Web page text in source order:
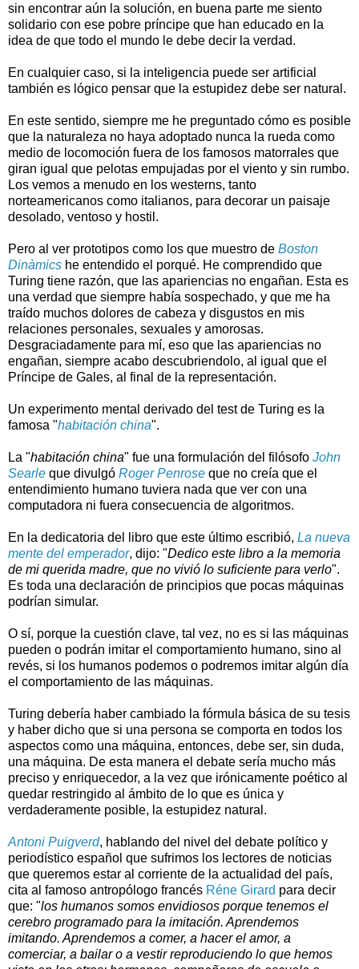
sin encontrar aún la solución, en buena parte me siento
solidario con ese pobre príncipe que han educado en la
idea de que todo el mundo le debe decir la verdad.
En cualquier caso, si la inteligencia puede ser artificial
también es lógico pensar que la estupidez debe ser natural.
En este sentido, siempre me he preguntado cómo es posible
que la naturaleza no haya adoptado nunca la rueda como
medio de locomoción fuera de los famosos matorrales que
giran igual que pelotas empujadas por el viento y sin rumbo.
Los vemos a menudo en los westerns, tanto
norteamericanos como italianos, para decorar un paisaje
desolado, ventoso y hostil.
Pero al ver prototipos como los que muestro de Boston
Dinàmics he entendido el porqué. He comprendido que
Turing tiene razón, que las apariencias no engañan. Esta es
una verdad que siempre había sospechado, y que me ha
traído muchos dolores de cabeza y disgustos en mis
relaciones personales, sexuales y amorosas.
Desgraciadamente para mí, eso que las apariencias no
engañan, siempre acabo descubriendolo, al igual que el
Príncipe de Gales, al final de la representación.
Un experimento mental derivado del test de Turing es la
famosa "habitación china".
La "habitación china" fue una formulación del filósofo John
Searle que divulgó Roger Penrose que no creía que el
entendimiento humano tuviera nada que ver con una
computadora ni fuera consecuencia de algoritmos.
En la dedicatoria del libro que este último escribió, La nueva
mente del emperador, dijo: "Dedico este libro a la memoria
de mi querida madre, que no vivió lo suficiente para verlo".
Es toda una declaración de principios que pocas máquinas
podrían simular.
O sí, porque la cuestión clave, tal vez, no es si las máquinas
pueden o podrán imitar el comportamiento humano, sino al
revés, si los humanos podemos o podremos imitar algún día
el comportamiento de las máquinas.
Turing debería haber cambiado la fórmula básica de su tesis
y haber dicho que si una persona se comporta en todos los
aspectos como una máquina, entonces, debe ser, sin duda,
una máquina. De esta manera el debate sería mucho más
preciso y enriquecedor, a la vez que irónicamente poético al
quedar restringido al ámbito de lo que es única y
verdaderamente posible, la estupidez natural.
Antoni Puigverd, hablando del nivel del debate político y
periodístico español que sufrimos los lectores de noticias
que queremos estar al corriente de la actualidad del país,
cita al famoso antropólogo francés Réne Girard para decir
que: "los humanos somos envidiosos porque tenemos el
cerebro programado para la imitación. Aprendemos
imitando. Aprendemos a comer, a hacer el amor, a
comerciar, a bailar o a vestir reproduciendo lo que hemos